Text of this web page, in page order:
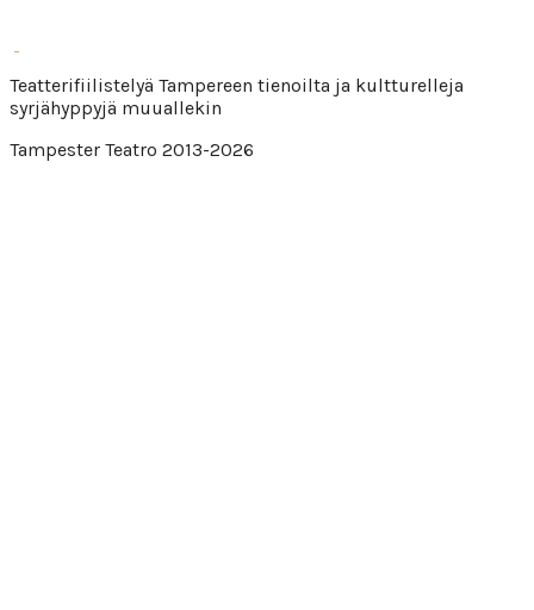
Teatterifiilistelyä Tampereen tienoilta ja kultturelleja
syrjähyppyjä muuallekin
Tampester Teatro 2013-2026